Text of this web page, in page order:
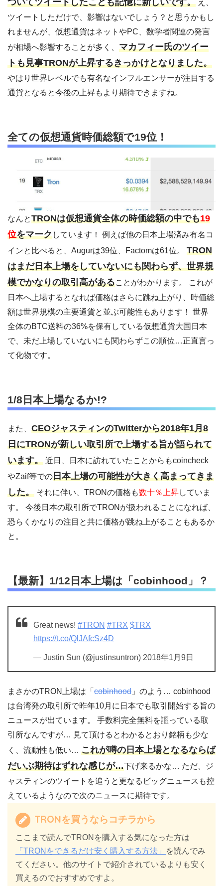
え、
ツイートしただけで、影響はないでしょう？と思うかもし
れませんが、仮想通貨はネットやPC、数学者関連の発言
が相場へ影響することが多く、 マカフィー氏のツイー
トも見事TRONが上昇するきっかけとなりました。
やはり世界レベルでも有名なインフルエンサーが注目する
通貨となると今後の上昇もより期待できますね。
全ての仮想通貨時価総額で19位！
なんとTRONは仮想通貨全体の時価総額の中でも19
位をマークしています！ 例えば他の日本上場済み有名コ
インと比べると、Augurは39位、Factomは61位。 TRON
はまだ日本上場をしていないにも関わらず、世界規
模でかなりの取引高があることがわかります。 これが
日本へ上場するとなれば価格はさらに跳ね上がり、時価総
額は世界規模の主要通貨と並ぶ可能性もあります！ 世界
全体のBTC送料の36%を保有している仮想通貨大国日本
で、未だ上場していないにも関わらずこの順位…正直言っ
て化物です。
1/8日本上場なるか!?
また、 CEOジャスティンのTwitterから2018年1月8
日にTRONが新しい取引所で上場する旨が語られて
います。 近日、日本に訪れていたことからもcoincheck
やZaif等での日本上場の可能性が大きく高まってきま
した。 それに伴い、TRONの価格も数十％上昇していま
す。 今後日本の取引所でTRONが扱われることになれば、
恐らくかなりの注目と共に価格が跳ね上がることもあるか
と。
【最新】1/12日本上場は「cobinhood」？
Great news! #TRON #TRX $TRX
https://t.co/QlJAfcSz4D
— Justin Sun (@justinsuntron) 2018年1月9日
まさかのTRON上場は「 cobinhood 」のよう… cobinhood
は台湾発の取引所で昨年10月に日本でも取引開始する旨の
ニュースが出ています。 手数料完全無料を謳っている取
引所なんですが… 見て頂けるとわかるとおり銘柄も少な
く、流動性も低い… これが噂の日本上場となるならば
だいぶ期待はずれな感じが…下げ来るかな… ただ、ジ
ャスティンのツイートを追うと更なるビッグニュースも控
えているようなので次のニュースに期待です。
TRONを買うならコチラから
ここまで読んでTRONを購入する気になった方は
「TRONをできるだけ安く購入する方法」
を読んでみ
てください。他のサイトで紹介されているよりも安く
買えるのでおすすめですよ。